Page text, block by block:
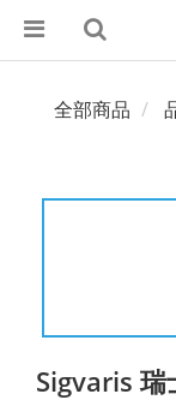
全部商品
Sigvaris